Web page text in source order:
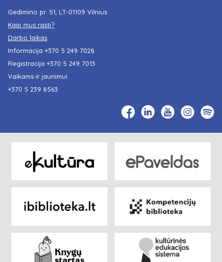
Gedimino pr. 51, LT-01109 Vilnius
Kaip mus rasti?
Darbo laikas
Informacija +370 5 249 7028
Registracija +370 5 249 7013
Vaikams ir jaunimui
+370 5 239 8563